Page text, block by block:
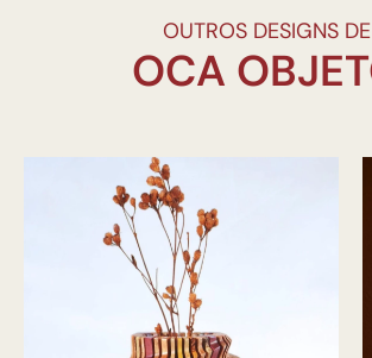
OUTROS DESIGNS DE